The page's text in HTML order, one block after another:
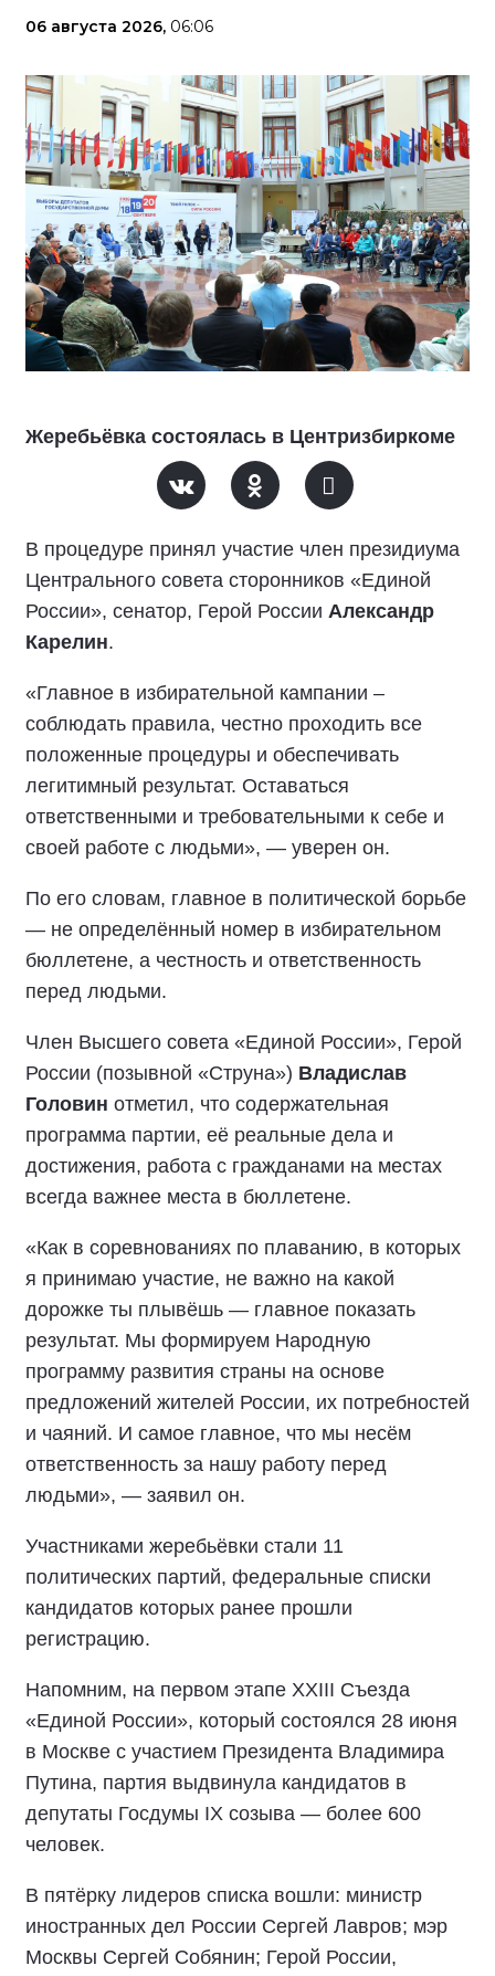
06 августа 2026, 06:06
Жеребьёвка состоялась в Центризбиркоме
В процедуре принял участие член президиума
Центрального совета сторонников «Единой
России», сенатор, Герой России Александр
Карелин.
«Главное в избирательной кампании –
соблюдать правила, честно проходить все
положенные процедуры и обеспечивать
легитимный результат. Оставаться
ответственными и требовательными к себе и
своей работе с людьми», — уверен он.
По его словам, главное в политической борьбе
— не определённый номер в избирательном
бюллетене, а честность и ответственность
перед людьми.
Член Высшего совета «Единой России», Герой
России (позывной «Струна») Владислав
Головин отметил, что содержательная
программа партии, её реальные дела и
достижения, работа с гражданами на местах
всегда важнее места в бюллетене.
«Как в соревнованиях по плаванию, в которых
я принимаю участие, не важно на какой
дорожке ты плывёшь — главное показать
результат. Мы формируем Народную
программу развития страны на основе
предложений жителей России, их потребностей
и чаяний. И самое главное, что мы несём
ответственность за нашу работу перед
людьми», — заявил он.
Участниками жеребьёвки стали 11
политических партий, федеральные списки
кандидатов которых ранее прошли
регистрацию.
Напомним, на первом этапе XXIII Съезда
«Единой России», который состоялся 28 июня
в Москве с участием Президента Владимира
Путина, партия выдвинула кандидатов в
депутаты Госдумы IX созыва — более 600
человек.
В пятёрку лидеров списка вошли: министр
иностранных дел России Сергей Лавров; мэр
Москвы Сергей Собянин; Герой России,